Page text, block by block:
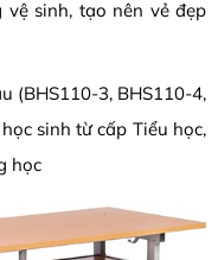
sinh, tạo nên vẻ đẹp
(BHS110-3, BHS110-4,
sinh từ cấp Tiểu học,
học